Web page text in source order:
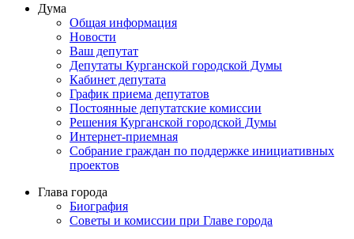
Дума
Общая информация
Новости
Ваш депутат
Депутаты Курганской городской Думы
Кабинет депутата
График приема депутатов
Постоянные депутатские комиссии
Решения Курганской городской Думы
Интернет-приемная
Собрание граждан по поддержке инициативных
проектов
Глава города
Биография
Советы и комиссии при Главе города